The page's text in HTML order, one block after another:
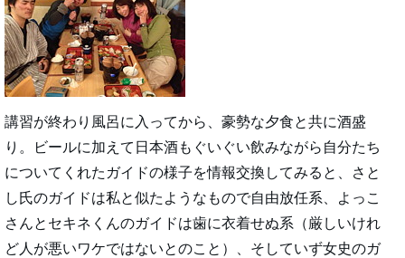
講習が終わり風呂に入ってから、豪勢な夕食と共に酒盛
り。ビールに加えて日本酒もぐいぐい飲みながら自分たち
についてくれたガイドの様子を情報交換してみると、さと
し氏のガイドは私と似たようなもので自由放任系、よっこ
さんとセキネくんのガイドは歯に衣着せぬ系（厳しいけれ
ど人が悪いワケではないとのこと）、そしていず女史のガ